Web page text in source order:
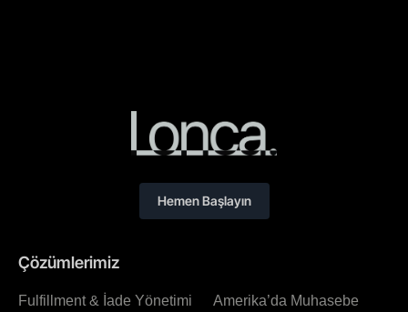
Çözümlerimiz
Fulfillment & İade Yönetimi
Amerika’da Muhasebe
Hemen Başlayın